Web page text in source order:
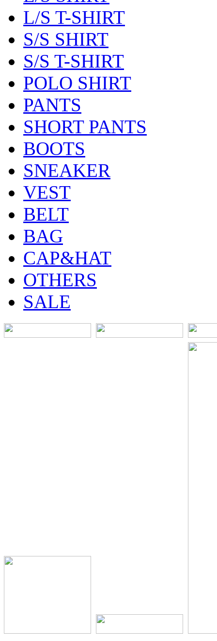
L/S T-SHIRT
S/S SHIRT
S/S T-SHIRT
POLO SHIRT
PANTS
SHORT PANTS
BOOTS
SNEAKER
VEST
BELT
BAG
CAP&HAT
OTHERS
SALE